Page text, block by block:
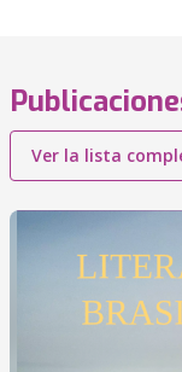
Ver la lista